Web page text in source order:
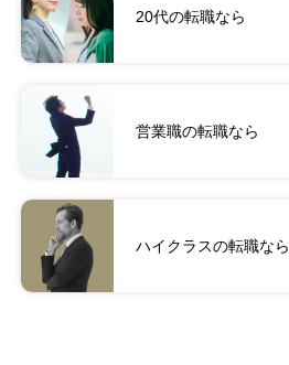
20代の転職なら
営業職の転職なら
ハイクラスの転職なら